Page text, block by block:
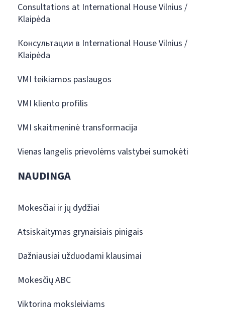
Consultations at International House Vilnius /
Klaipėda
Консультации в International House Vilnius /
Klaipėda
VMI teikiamos paslaugos
VMI kliento profilis
VMI skaitmeninė transformacija
Vienas langelis prievolėms valstybei sumokėti
NAUDINGA
Mokesčiai ir jų dydžiai
Atsiskaitymas grynaisiais pinigais
Dažniausiai užduodami klausimai
Mokesčių ABC
Viktorina moksleiviams